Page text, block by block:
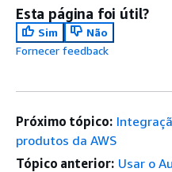
Esta página foi útil?
Sim
Não
Fornecer feedback
Próximo tópico:
produtos da AWS
Tópico anterior: Usar o